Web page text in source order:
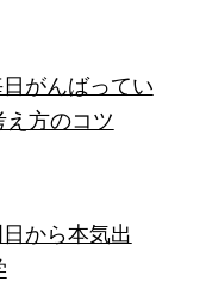
がんばってい
方のコツ
から本気出